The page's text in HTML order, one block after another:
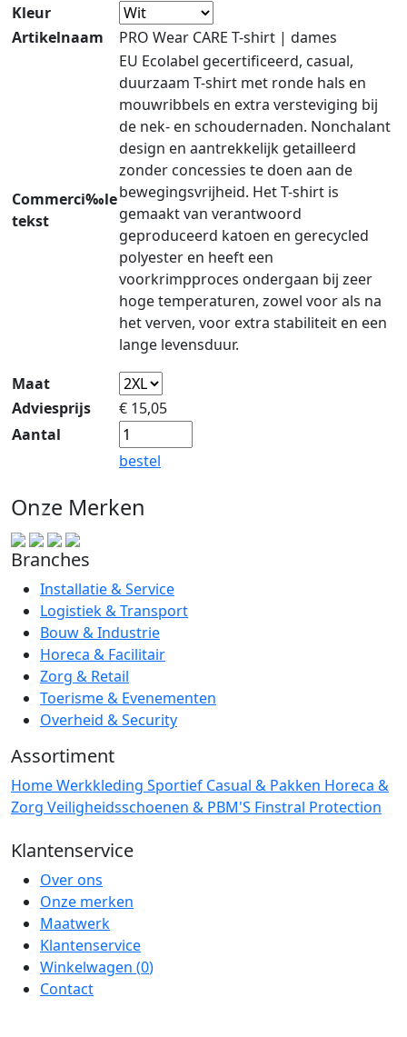
Kleur
Artikelnaam
PRO Wear CARE T-shirt | dames
Commerci‰le
tekst
EU Ecolabel gecertificeerd, casual,
duurzaam T-shirt met ronde hals en
mouwribbels en extra versteviging bij
de nek- en schoudernaden. Nonchalant
design en aantrekkelijk getailleerd
zonder concessies te doen aan de
bewegingsvrijheid. Het T-shirt is
gemaakt van verantwoord
geproduceerd katoen en gerecycled
polyester en heeft een
voorkrimpproces ondergaan bij zeer
hoge temperaturen, zowel voor als na
het verven, voor extra stabiliteit en een
lange levensduur.
Maat
Adviesprijs
€ 15,05
Aantal
bestel
Onze Merken
Branches
Installatie & Service
Logistiek & Transport
Bouw & Industrie
Horeca & Facilitair
Zorg & Retail
Toerisme & Evenementen
Overheid & Security
Assortiment
HomeWerkkleding Sportief Casual & Pakken Horeca &
Zorg Veiligheidsschoenen & PBM'S Finstral Protection
Klantenservice
Over ons
Onze merken
Maatwerk
Klantenservice
Winkelwagen (0)
Contact